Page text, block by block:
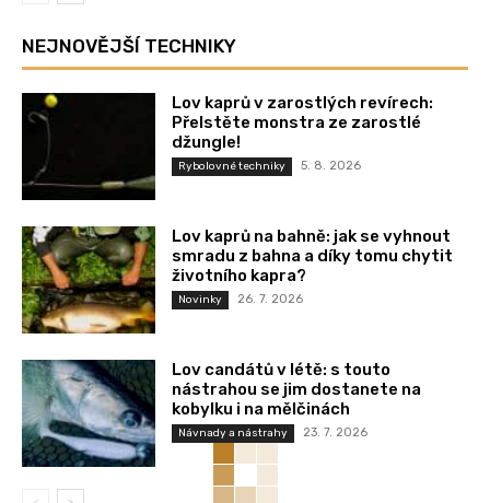
NEJNOVĚJŠÍ TECHNIKY
Lov kaprů v zarostlých revírech:
Přelstěte monstra ze zarostlé
džungle!
Rybolovné techniky 5. 8. 2026
Lov kaprů na bahně: jak se vyhnout
smradu z bahna a díky tomu chytit
životního kapra?
Novinky 26. 7. 2026
Lov candátů v létě: s touto
nástrahou se jim dostanete na
kobylku i na mělčinách
Návnady a nástrahy 23. 7. 2026